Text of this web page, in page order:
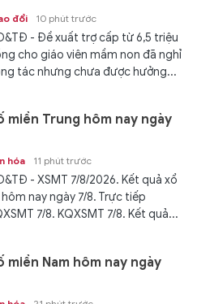
đổi 10 phút trước
- Đề xuất trợ cấp từ 6,5 triệu
cho giáo viên mầm non đã nghỉ
tác nhưng chưa được hưởng...
miền Trung hôm nay ngày
hóa 11 phút trước
- XSMT 7/8/2026. Kết quả xổ
hôm nay ngày 7/8. Trực tiếp
7/8. KQXSMT 7/8. Kết quả...
miền Nam hôm nay ngày